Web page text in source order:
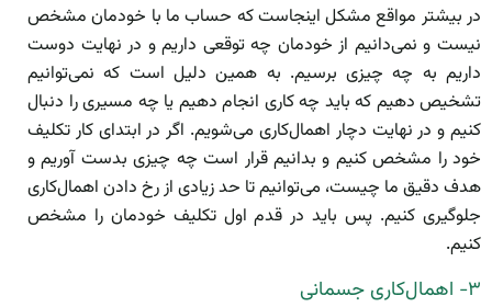
در بیشتر مواقع مشکل اینجاست که حساب ما با خودمان مشخص
نیست و نمی‌دانیم از خودمان چه توقعی داریم و در نهایت دوست
داریم به چه چیزی برسیم. به همین دلیل است که نمی‌توانیم
تشخیص دهیم که باید چه کاری انجام دهیم یا چه مسیری را دنبال
کنیم و در نهایت دچار اهمال‌کاری می‌شویم. اگر در ابتدای کار تکلیف
خود را مشخص کنیم و بدانیم قرار است چه چیزی بدست آوریم و
هدف دقیق ما چیست، می‌توانیم تا حد زیادی از رخ دادن اهمال‌کاری
جلوگیری کنیم. پس باید در قدم اول تکلیف خودمان را مشخص
کنیم.
۳- اهمال‌کاری جسمانی